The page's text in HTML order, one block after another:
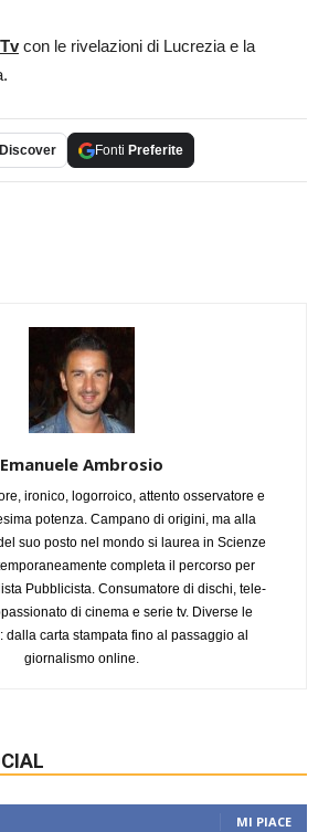
con le rivelazioni di Lucrezia e la
Discover Fonti Preferite
Emanuele Ambrosio
ironico, logorroico, attento osservatore e
potenza. Campano di origini, ma alla
suo posto nel mondo si laurea in Scienze
completa il percorso per
Pubblicista. Consumatore di dischi, tele-
di cinema e serie tv. Diverse le
dalla carta stampata fino al passaggio al
giornalismo online.
MI PIACE